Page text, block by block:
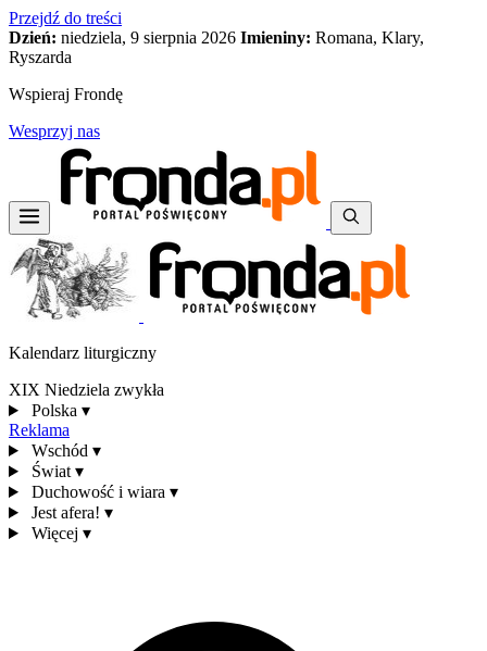
Przejdź do treści
Dzień: niedziela, 9 sierpnia 2026 Imieniny: Romana, Klary,
Ryszarda
Wspieraj Frondę
Wesprzyj nas
Kalendarz liturgiczny
XIX Niedziela zwykła
Polska ▾
Reklama
Wschód ▾
Świat ▾
Duchowość i wiara ▾
Jest afera! ▾
Więcej ▾